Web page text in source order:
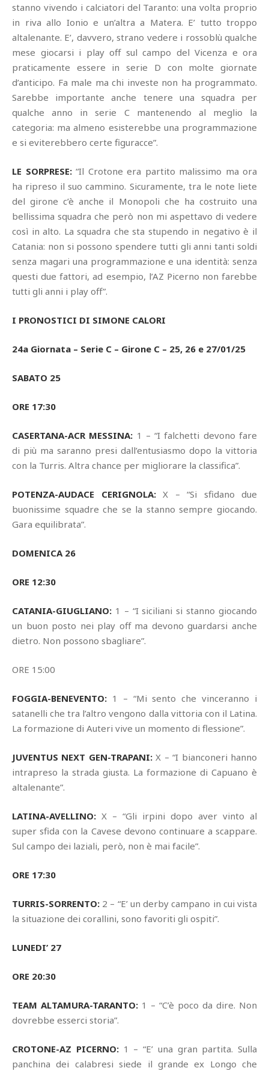
stanno vivendo i calciatori del Taranto: una volta proprio
in riva allo Ionio e un’altra a Matera. E’ tutto troppo
altalenante. E’, davvero, strano vedere i rossoblù qualche
mese giocarsi i play off sul campo del Vicenza e ora
praticamente essere in serie D con molte giornate
d’anticipo. Fa male ma chi investe non ha programmato.
Sarebbe importante anche tenere una squadra per
qualche anno in serie C mantenendo al meglio la
categoria: ma almeno esisterebbe una programmazione
e si eviterebbero certe figuracce”.
LE SORPRESE:“Il Crotone era partito malissimo ma ora
ha ripreso il suo cammino. Sicuramente, tra le note liete
del girone c’è anche il Monopoli che ha costruito una
bellissima squadra che però non mi aspettavo di vedere
così in alto. La squadra che sta stupendo in negativo è il
Catania: non si possono spendere tutti gli anni tanti soldi
senza magari una programmazione e una identità: senza
questi due fattori, ad esempio, l’AZ Picerno non farebbe
tutti gli anni i play off”.
I PRONOSTICI DI SIMONE CALORI
24a Giornata – Serie C – Girone C – 25, 26 e 27/01/25
SABATO 25
ORE 17:30
CASERTANA-ACR MESSINA: 1 – “I falchetti devono fare
di più ma saranno presi dall’entusiasmo dopo la vittoria
con la Turris. Altra chance per migliorare la classifica”.
POTENZA-AUDACE CERIGNOLA:X – “Si sfidano due
buonissime squadre che se la stanno sempre giocando.
Gara equilibrata”.
DOMENICA 26
ORE 12:30
CATANIA-GIUGLIANO: 1 – “I siciliani si stanno giocando
un buon posto nei play off ma devono guardarsi anche
dietro. Non possono sbagliare”.
ORE 15:00
FOGGIA-BENEVENTO: 1 – “Mi sento che vinceranno i
satanelli che tra l’altro vengono dalla vittoria con il Latina.
La formazione di Auteri vive un momento di flessione”.
JUVENTUS NEXT GEN-TRAPANI:X – “I bianconeri hanno
intrapreso la strada giusta. La formazione di Capuano è
altalenante”.
LATINA-AVELLINO: X – “Gli irpini dopo aver vinto al
super sfida con la Cavese devono continuare a scappare.
Sul campo dei laziali, però, non è mai facile”.
ORE 17:30
TURRIS-SORRENTO: 2 – “E’ un derby campano in cui vista
la situazione dei corallini, sono favoriti gli ospiti”.
LUNEDI’ 27
ORE 20:30
TEAM ALTAMURA-TARANTO: 1 – “C’è poco da dire. Non
dovrebbe esserci storia”.
CROTONE-AZ PICERNO: 1 – “E’ una gran partita. Sulla
panchina dei calabresi siede il grande ex Longo che